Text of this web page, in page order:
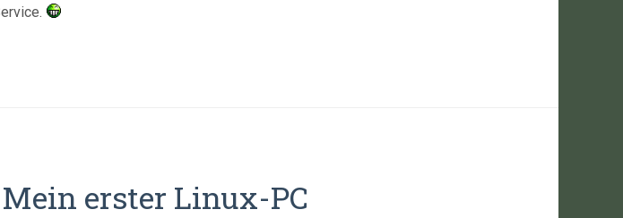
Mein erster Linux-PC